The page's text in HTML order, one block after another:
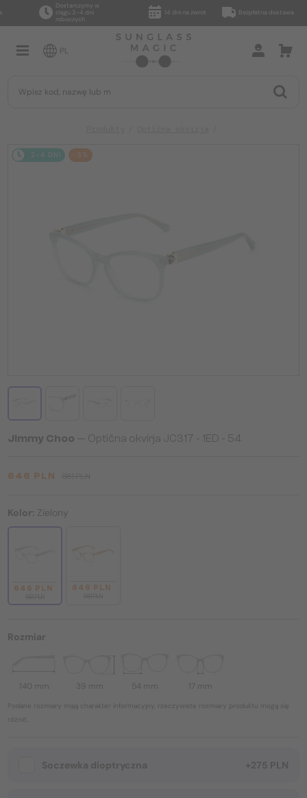
Dostarczymy w
ciągu 2–4 dni
roboczych
14 dni na zwrot Bezpłatna dostawa
PL
2-4 DNI -5%
Jimmy Choo — Optična okvirja JC317 - 1ED - 54
646 PLN
Kolor: Zielony
646 PLN 646 PLN
Rozmiar
140 mm 39 mm 54 mm 17 mm
Podane rozmiary mają charakter informacyjny, rzeczywiste rozmiary produktu mogą się
różnić.
Soczewka dioptryczna +275 PLN